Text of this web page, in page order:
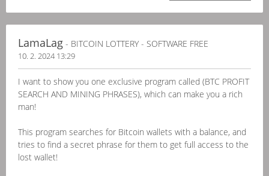
LamaLag - BITCOIN LOTTERY - SOFTWARE FREE
10. 2. 2024 13:29
I want to show you one exclusive program called (BTC PROFIT
SEARCH AND MINING PHRASES), which can make you a rich
man!
This program searches for Bitcoin wallets with a balance, and
tries to find a secret phrase for them to get full access to the
lost wallet!